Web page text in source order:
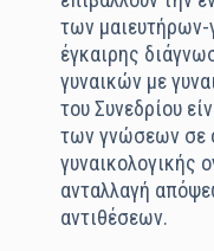
των μαιευτήρων-
έγκαιρης
γυναικών με
του Συνεδρίου
των γνώσεων σε
γυναικολογικής
ανταλλαγή
αντιθέσεων.